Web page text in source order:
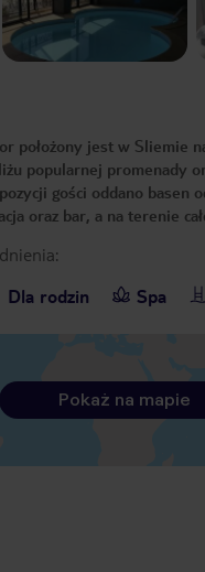
położony jest w Sliemie
popularnej promenady
gości oddano basen
oraz bar, a na terenie
Dla rodzin Spa
Pokaż na mapie